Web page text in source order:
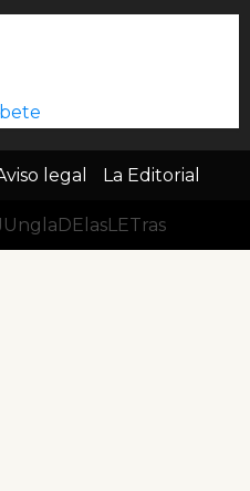
legal La Editorial